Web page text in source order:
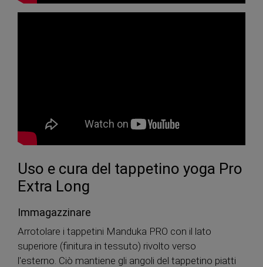
Uso e cura del tappetino yoga Pro
Extra Long
Immagazzinare
Arrotolare i tappetini Manduka PRO con il lato
superiore (finitura in tessuto) rivolto verso
l'esterno. Ciò mantiene gli angoli del tappetino piatti